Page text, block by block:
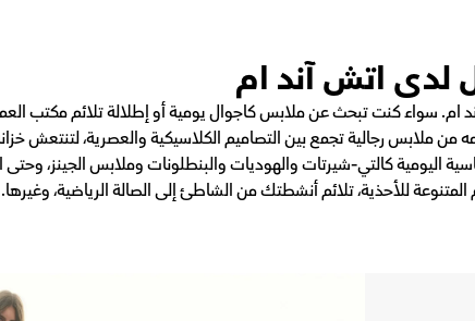
لدى اتش آند ام
سواء كنت تبحث عن ملابس كاجوال يومية أو إطلالة تلائم مكتب
ملابس رجالية تجمع بين التصاميم الكلاسيكية والعصرية، لتنتعش
اليومية كالتي-شيرتات والهوديات والبنطلونات وملابس الجينز، وحتى
للأحذية، تلائم أنشطتك من الشاطئ إلى الصالة الرياضية، وغيرها.